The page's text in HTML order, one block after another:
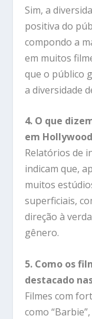
Sim, a
positiva do
compondo a
em muitos
que o público
a diversidade
4. O que
em
Relatórios de
indicam que,
muitos
superficiais,
direção à
gênero.
5. Como os
destacado
Filmes com
como